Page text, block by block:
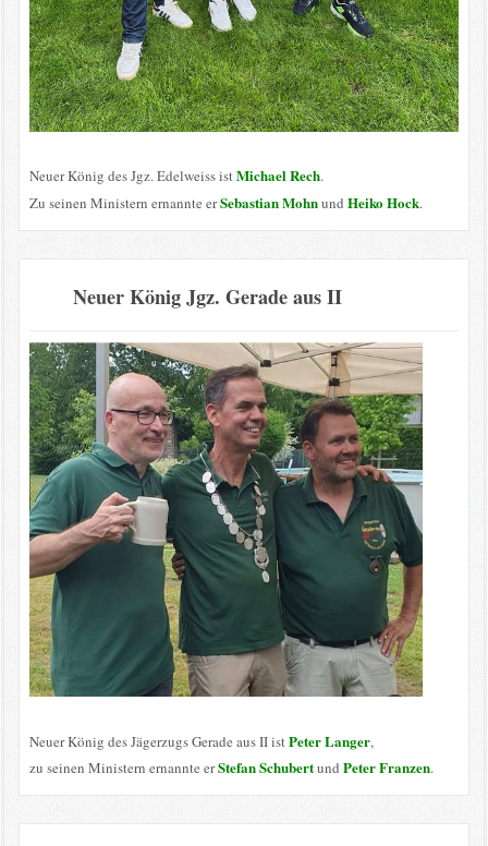
Neuer König des Jgz. Edelweiss istMichael Rech.
Zu seinen Ministern ernannte erSebastian Mohnund Heiko Hock.
Neuer König Jgz. Gerade aus II
Neuer König des Jägerzugs Gerade aus II istPeter Langer,
zu seinen Ministern ernannte erStefan Schubertund Peter Franzen.